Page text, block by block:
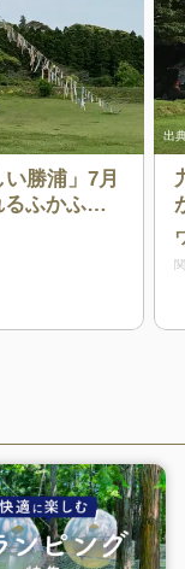
勝浦」7月
ふかふか
々フリーサ
は360度満
ることがで
出